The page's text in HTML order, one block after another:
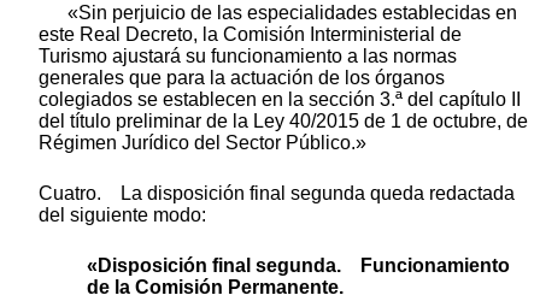
«Sin perjuicio de las especialidades establecidas en
este Real Decreto, la Comisión Interministerial de
Turismo ajustará su funcionamiento a las normas
generales que para la actuación de los órganos
colegiados se establecen en la sección 3.ª del capítulo II
del título preliminar de la Ley 40/2015 de 1 de octubre, de
Régimen Jurídico del Sector Público.»
Cuatro. La disposición final segunda queda redactada
del siguiente modo:
«Disposición final segunda. Funcionamiento
de la Comisión Permanente.